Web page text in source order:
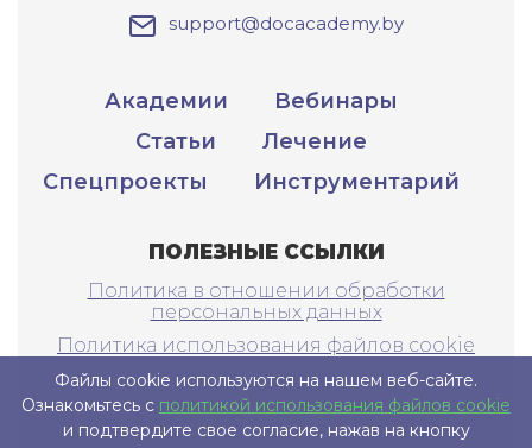
support@docacademy.by
Академии
Вебинары
Статьи
Лечение
Спецпроекты
Инструментарий
ПОЛЕЗНЫЕ ССЫЛКИ
Политика в отношении обработки
персональных данных
Политика использования файлов cookie
САЙТ ПРЕДНАЗНАЧЕН ТОЛЬКО ДЛЯ
Файлы cookie используются на нашем веб-сайте.
Ознакомьтесь с политикой использования файлов cookie
и подтвердите свое согласие, нажав на кнопку